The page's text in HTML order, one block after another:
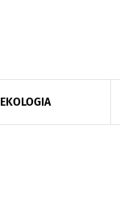
EKOLOGIA